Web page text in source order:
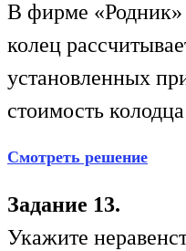
В фирме «Родник»
колец
установленных
стоимость
Смотреть решение
Задание 13.
Укажите